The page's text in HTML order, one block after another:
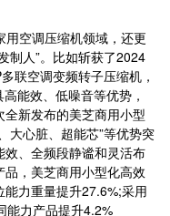
空调压缩机领域，还更
制人”。比如斩获了2024
联空调变频转子压缩机，
能效、低噪音等优势，
新发布的美芝商用小型
大心脏、超能芯”等优势突
、全频段静谧和灵活布
，美芝商用小型化高效
力重量提升27.6%;采用
能力产品提升4.2%